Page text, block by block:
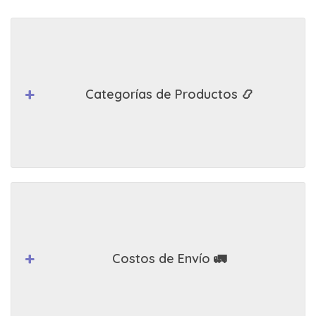
Categorías de Productos 📿
Costos de Envío 🚛